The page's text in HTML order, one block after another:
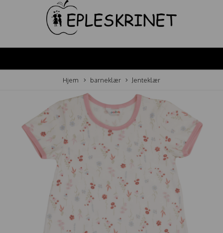
Hjem barneklær Jenteklær